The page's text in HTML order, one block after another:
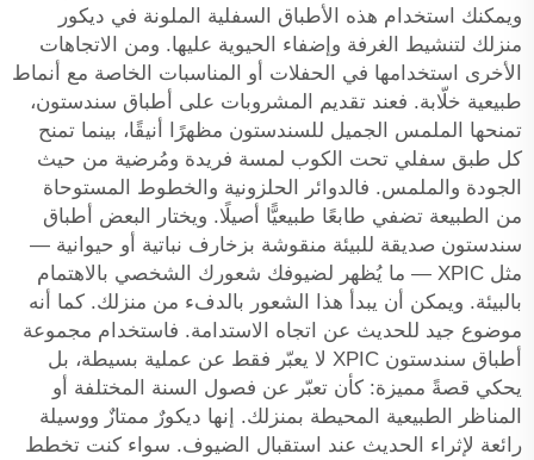
ويمكنك استخدام هذه الأطباق السفلية الملونة في ديكور
منزلك لتنشيط الغرفة وإضفاء الحيوية عليها. ومن الاتجاهات
الأخرى استخدامها في الحفلات أو المناسبات الخاصة مع أنماط
طبيعية خلّابة. فعند تقديم المشروبات على أطباق سندستون،
تمنحها الملمس الجميل للسندستون مظهرًا أنيقًا، بينما تمنح
كل طبق سفلي تحت الكوب لمسة فريدة ومُرضية من حيث
الجودة والملمس. فالدوائر الحلزونية والخطوط المستوحاة
من الطبيعة تضفي طابعًا طبيعيًّا أصيلًا. ويختار البعض أطباق
سندستون صديقة للبيئة منقوشة بزخارف نباتية أو حيوانية —
مثل XPIC — ما يُظهر لضيوفك شعورك الشخصي بالاهتمام
بالبيئة. ويمكن أن يبدأ هذا الشعور بالدفء من منزلك. كما أنه
موضوع جيد للحديث عن اتجاه الاستدامة. فاستخدام مجموعة
أطباق سندستون XPIC لا يعبّر فقط عن عملية بسيطة، بل
يحكي قصةً مميزة: كأن تعبّر عن فصول السنة المختلفة أو
المناظر الطبيعية المحيطة بمنزلك. إنها ديكورٌ ممتازٌ ووسيلة
رائعة لإثراء الحديث عند استقبال الضيوف. سواء كنت تخطط